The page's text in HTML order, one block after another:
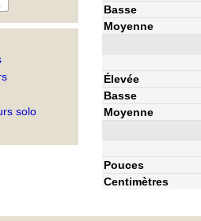
solo
Basse
Moyenne
Élevée
Basse
Moyenne
Pouces
Centimètres